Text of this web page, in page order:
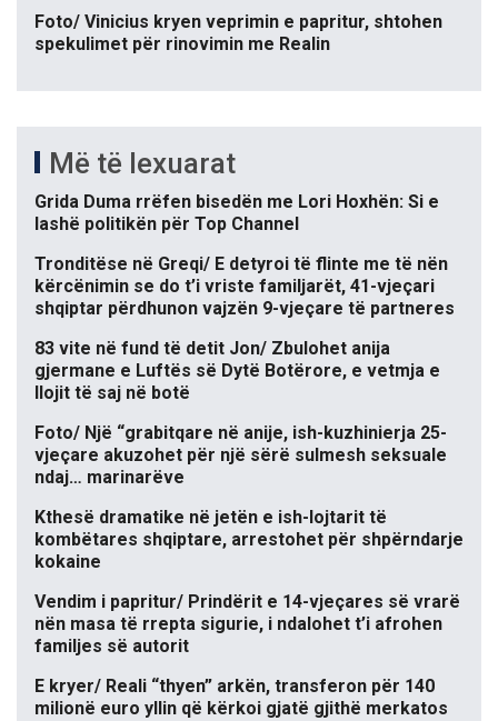
Foto/ Vinicius kryen veprimin e papritur, shtohen
spekulimet për rinovimin me Realin
Më të lexuarat
Grida Duma rrëfen bisedën me Lori Hoxhën: Si e
lashë politikën për Top Channel
Tronditëse në Greqi/ E detyroi të flinte me të nën
kërcënimin se do t’i vriste familjarët, 41-vjeçari
shqiptar përdhunon vajzën 9-vjeçare të partneres
83 vite në fund të detit Jon/ Zbulohet anija
gjermane e Luftës së Dytë Botërore, e vetmja e
llojit të saj në botë
Foto/ Një “grabitqare në anije, ish-kuzhinierja 25-
vjeçare akuzohet për një sërë sulmesh seksuale
ndaj… marinarëve
Kthesë dramatike në jetën e ish-lojtarit të
kombëtares shqiptare, arrestohet për shpërndarje
kokaine
Vendim i papritur/ Prindërit e 14-vjeçares së vrarë
nën masa të rrepta sigurie, i ndalohet t’i afrohen
familjes së autorit
E kryer/ Reali “thyen” arkën, transferon për 140
milionë euro yllin që kërkoi gjatë gjithë merkatos